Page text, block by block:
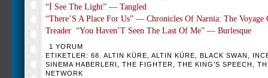
“İ See The Light” — Tangled
“There’S A Place For Us” — Chronicles Of Narnia: The Voyage
Treader “You Haven’T Seen The Last Of Me” — Burlesque
1 YORUM
ETIKETLER: 68. ALTIN KÜRE ALTIN KÜRE BLACK SWAN
SINEMA HABERLERI
THE FIGHTER THE KING’S SPEECH
NETWORK